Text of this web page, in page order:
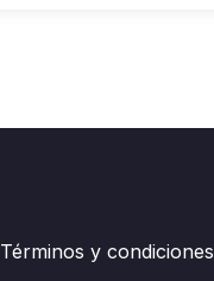
Términos y condiciones